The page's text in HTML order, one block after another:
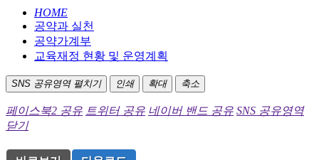
HOME
공약과 실천
공약가계부
교육재정 현황 및 운영계획
SNS 공유영역 펼치기 인쇄 확대 축소
페이스북2 공유 트위터 공유 네이버 밴드 공유 SNS 공유영역
닫기